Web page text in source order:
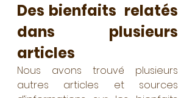
Des bienfaits relatés
dans plusieurs
articles
Nous avons trouvé plusieurs
autres articles et sources